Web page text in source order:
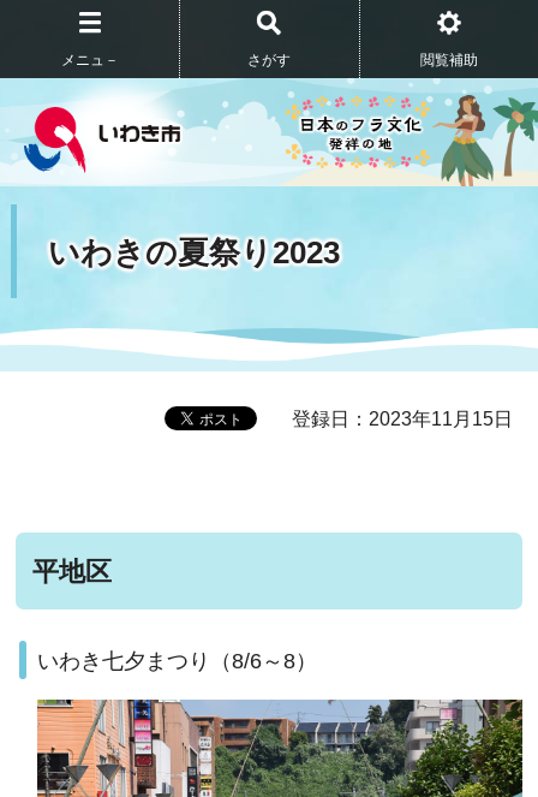
メニュ－ さがす 閲覧補助
いわきの夏祭り2023
登録日：2023年11月15日
平地区
いわき七夕まつり（8/6～8）